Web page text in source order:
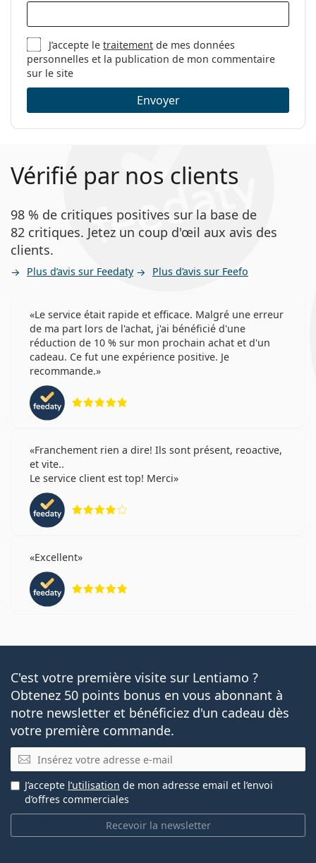
Marque:
Code:
J’accepte letraitement de mes données
personnelles et la publication de mon commentaire
sur le site
Envoyer
Vérifié par nos clients
98 % de critiques positives sur la base de
82 critiques. Jetez un coup d'œil aux avis des
clients.
Plus d’avis sur Feedaty Plus d’avis sur Feefo
Le service était rapide et efficace. Malgré une erreur
de ma part lors de l'achat, j'ai bénéficié d'une
réduction de 10 % sur mon prochain achat et d'un
cadeau. Ce fut une expérience positive. Je
recommande.
Franchement rien a dire! Ils sont présent, reoactive,
et vite..
Le service client est top! Merci
Excellent
C'est votre première visite sur Lentiamo ?
Obtenez 50 points bonus en vous abonnant à
notre newsletter et bénéficiez d'un cadeau dès
votre première commande.
E-mail
Recevoir la newsletter
J’accepte l’utilisation de mon adresse email et l’envoi
d’offres commerciales